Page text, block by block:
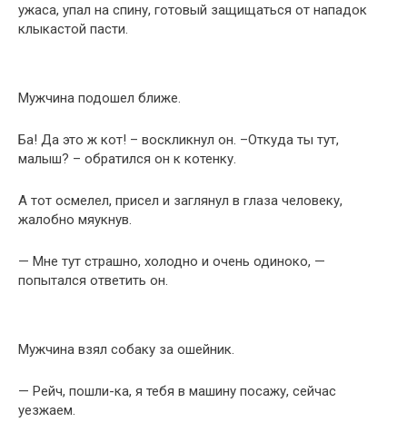
ужаса, упал на спину, готовый защищаться от нападок
клыкастой пасти.
Мужчина подошел ближе.
Ба! Да это ж кот! – воскликнул он. –Откуда ты тут,
малыш? – обратился он к котенку.
А тот осмелел, присел и заглянул в глаза человеку,
жалобно мяукнув.
— Мне тут страшно, холодно и очень одиноко, —
попытался ответить он.
Мужчина взял собаку за ошейник.
— Рейч, пошли-ка, я тебя в машину посажу, сейчас
уезжаем.